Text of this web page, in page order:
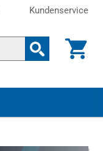
Kundenservice